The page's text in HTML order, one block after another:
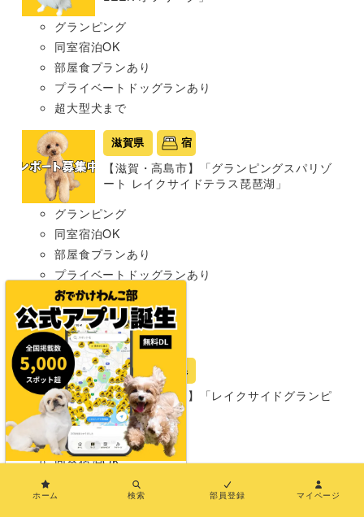
グランピング
同室宿泊OK
部屋食プランあり
プライベートドッグランあり
超大型犬まで
滋賀県 宿
【滋賀・高島市】「グランピングスパリゾ
ート レイクサイドテラス琵琶湖」
グランピング
同室宿泊OK
部屋食プランあり
プライベートドッグランあり
わんこメニューあり
温泉あり
大型犬まで
宿 島根県
【島根・出雲市】「レイクサイドグランピ
ング出雲」
グランピング
同室宿泊OK
部屋食プランあり
プライベートドッグランあり
ホーム 検索 部員登録 マイページ